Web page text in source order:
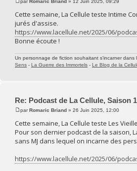
parRomaric Briand » 12 Juin 2025, 09:29
Cette semaine, La Cellule teste Intime
jurés d'assise.
https://www.lacellule.net/2025/06/
Bonne écoute !
Un personnage de fiction souhaitant s'incarner dans
Sens - La Guerre des Immortels - Le Blog de la
Re: Podcast de La Cellule, Saison
parRomaric Briand » 26 Juin 2025, 12:00
Cette semaine, La Cellule teste Les
Pour son dernier podcast de la saison,
sans MJ dans lequel on incarne des
https://www.lacellule.net/2025/06/